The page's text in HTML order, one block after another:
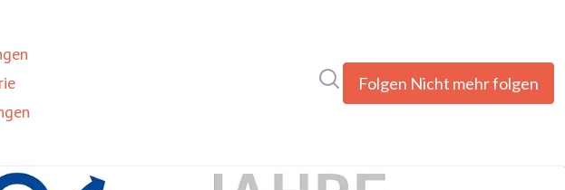
Folgen Nicht mehr folgen